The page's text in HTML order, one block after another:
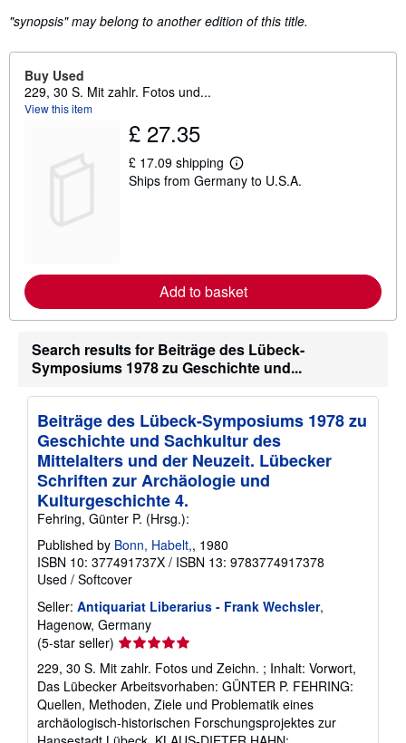
"synopsis" may belong to another edition of this title.
Buy Used
229, 30 S. Mit zahlr. Fotos und...
View this item
£ 27.35
£ 17.09 shipping
L
e
e
a
o
t
s
h
p
i
n
g
r
a
Ships from Germany to U.S.A.
Add to basket
Search results for Beiträge des Lübeck-
Symposiums 1978 zu Geschichte und...
Beiträge des Lübeck-Symposiums 1978 zu
Geschichte und Sachkultur des
Mittelalters und der Neuzeit. Lübecker
Schriften zur Archäologie und
Kulturgeschichte 4.
Fehring, Günter P. (Hrsg.):
Published by Bonn, Habelt,, 1980
ISBN 10: 377491737X / ISBN 13: 9783774917378
Used / Softcover
Seller: Antiquariat Liberarius - Frank Wechsler,
Hagenow, Germany
(5-star seller) Seller
rating
5
out
of
5
229, 30 S. Mit zahlr. Fotos und Zeichn. ; Inhalt: Vorwort,
Das Lübecker Arbeitsvorhaben: GÜNTER P. FEHRING:
Quellen, Methoden, Ziele und Problematik eines
archäologisch-historischen Forschungsprojektes zur